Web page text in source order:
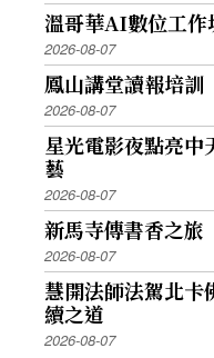
溫哥華AI數位工
2026-08-07
鳳山講堂讀報培
2026-08-07
星光電影夜點亮
藝
2026-08-07
新馬寺傳書香之
2026-08-07
慧開法師法駕北
續之道
2026-08-07